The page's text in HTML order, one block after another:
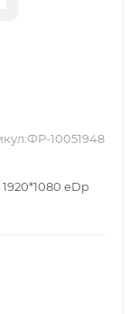
ФР-10051948
eDp